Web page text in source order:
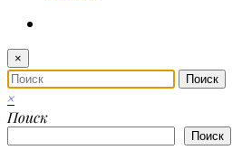
×
×
Поиск
Поиск